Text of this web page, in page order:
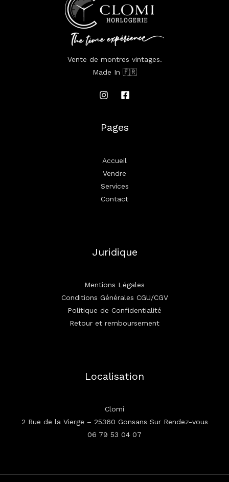
Vente de montres vintages.
Made In 🇫🇷
Pages
Accueil
Vendre
Services
Contact
Juridique
Mentions Légales
Conditions Générales CGU/CGV
Politique de Confidentialité
Retour et remboursement
Localisation
Clomi
2 Rue de la Vierge – 25360 Gonsans Sur Rendez-vous
06 79 53 04 07